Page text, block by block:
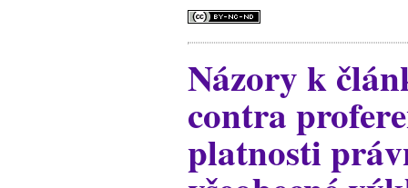
Názory k
contra
platnosti